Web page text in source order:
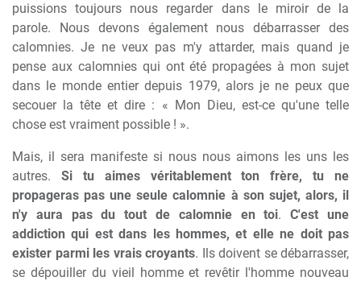
puissions toujours nous regarder dans le miroir de la
parole. Nous devons également nous débarrasser des
calomnies. Je ne veux pas m'y attarder, mais quand je
pense aux calomnies qui ont été propagées à mon sujet
dans le monde entier depuis 1979, alors je ne peux que
secouer la tête et dire : « Mon Dieu, est-ce qu'une telle
chose est vraiment possible ! ».
Mais, il sera manifeste si nous nous aimons les uns les
autres. Si tu aimes véritablement ton frère, tu ne
propageras pas une seule calomnie à son sujet, alors, il
n'y aura pas du tout de calomnie en toi.C'est une
addiction qui est dans les hommes, et elle ne doit pas
exister parmi les vrais croyants. Ils doivent se débarrasser,
se dépouiller du vieil homme et revêtir l'homme nouveau